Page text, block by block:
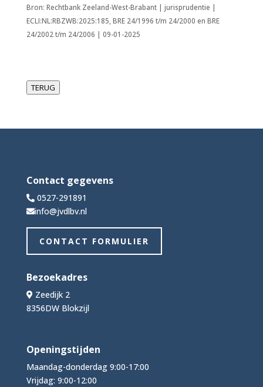
Bron: Rechtbank Zeeland-West-Brabant | jurisprudentie |
ECLI:NL:RBZWB:2025:185, BRE 24/1996 t/m 24/2000 en BRE
24/2002 t/m 24/2006 | 09-01-2025
TERUG
Contact gegevens
0527-291891
info@jvdlbv.nl
CONTACT FORMULIER
Bezoekadres
Zeedijk 2
8356DW Blokzijl
Openingstijden
Maandag-donderdag 9:00-17:00
Vrijdag: 9:00-12:00